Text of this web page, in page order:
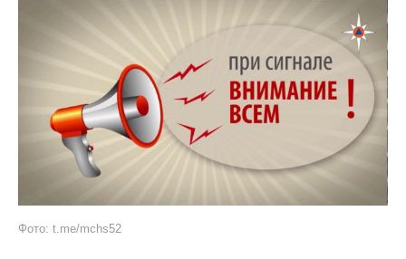
Фото: t.me/mchs52